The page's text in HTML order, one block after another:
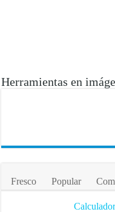
Herramientas en
Fresco Popular